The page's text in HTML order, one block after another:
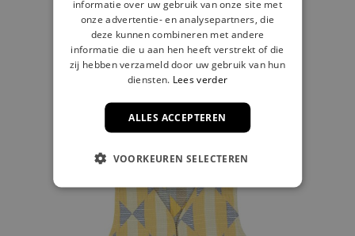
€ 21,00
informatie over uw gebruik van onze site met
onze advertentie- en analysepartners, die
deze kunnen combineren met andere
informatie die u aan hen heeft verstrekt of die
zij hebben verzameld door uw gebruik van hun
diensten. Lees verder
ALLES ACCEPTEREN
VOORKEUREN SELECTEREN